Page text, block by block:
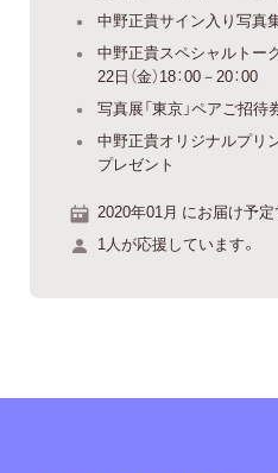
中野正貴サイン入り写真
中野正貴スペシャルトー
22日（金）18：00－20：00
写真展「東京」ペアご招待
中野正貴オリジナルプリ
プレゼント
2020年01月 にお届け予定
1人が応援しています。